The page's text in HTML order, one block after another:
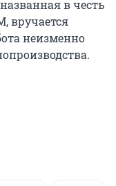
в честь
вручается
неизменно